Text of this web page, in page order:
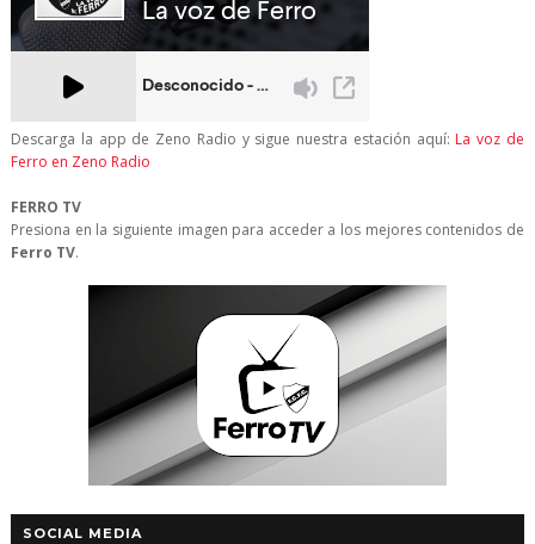
Descarga la app de Zeno Radio y sigue nuestra estación aquí: La voz de
Ferro en Zeno Radio
FERRO TV
Presiona en la siguiente imagen para acceder a los mejores contenidos de
Ferro TV.
SOCIAL MEDIA